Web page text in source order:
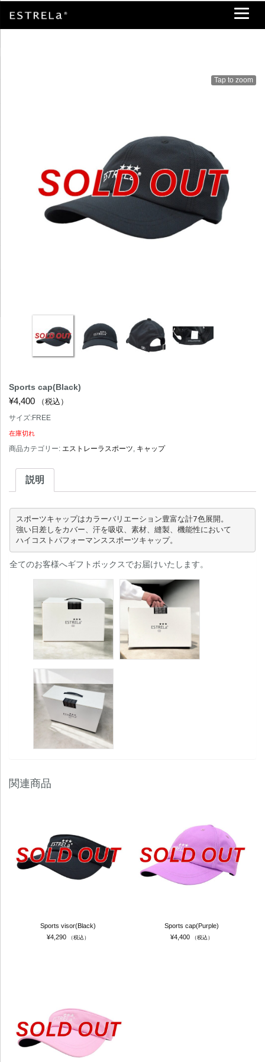
Tap to zoom
Sports cap(Black)
¥4,400 （税込）
サイズ:FREE
在庫切れ
商品カテゴリー: エストレーラスポーツ, キャップ
説明
スポーツキャップはカラーバリエーション豊富な計7色展開。
強い日差しをカバー、汗を吸収、素材、縫製、機能性において
全てのお客様へギフトボックスでお届けいたします。
関連商品
Sports visor(Black)
¥4,290 （税込）
Sports cap(Purple)
¥4,400 （税込）